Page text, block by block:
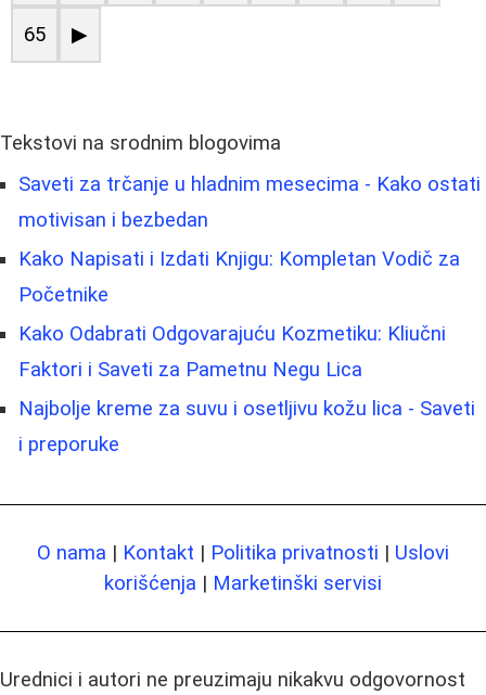
65 ▶
Tekstovi na srodnim blogovima
Saveti za trčanje u hladnim mesecima - Kako ostati
motivisan i bezbedan
Kako Napisati i Izdati Knjigu: Kompletan Vodič za
Početnike
Kako Odabrati Odgovarajuću Kozmetiku: Kliučni
Faktori i Saveti za Pametnu Negu Lica
Najbolje kreme za suvu i osetljivu kožu lica - Saveti
i preporuke
O nama | Kontakt | Politika privatnosti | Uslovi
korišćenja | Marketinški servisi
Urednici i autori ne preuzimaju nikakvu odgovornost